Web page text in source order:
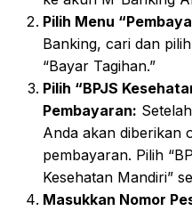
Pilih Menu
Banking, cari dan
“Bayar Tagihan.”
Pilih “BPJS
Pembayaran:
Anda akan diberikan
pembayaran. Pilih
Kesehatan Mandiri”
Masukkan Nomor